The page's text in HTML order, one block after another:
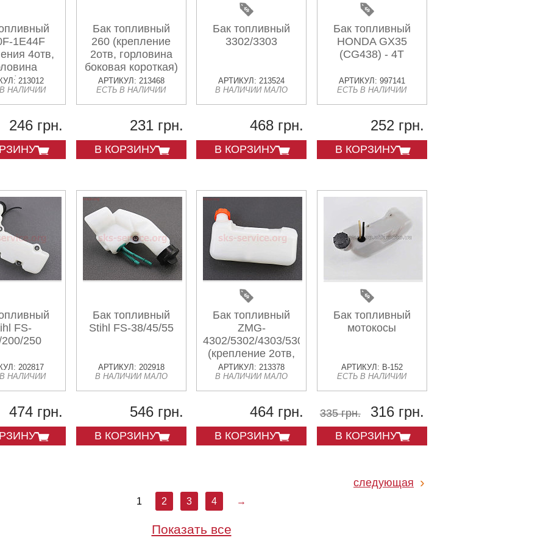
1E44F
4отв,
Тип 3
213012
НАЛИЧИИ
246 грн.
Бак топливный
260 (крепление
2отв, горловина
боковая короткая)
АРТИКУЛ: 213468
ЕСТЬ В НАЛИЧИИ
231 грн.
В КОРЗИНУ
Бак топливный
3302/3303
АРТИКУЛ: 213524
В НАЛИЧИИ МАЛО
468 грн.
В КОРЗИНУ
Бак топливный
HONDA GX35
(CG438) - 4Т
АРТИКУЛ: 997141
ЕСТЬ В НАЛИЧИИ
252 грн.
В КОРЗИНУ
FS-
250
202817
НАЛИЧИИ
474 грн.
Бак топливный
Stihl FS-38/45/55
АРТИКУЛ: 202918
В НАЛИЧИИ МАЛО
546 грн.
В КОРЗИНУ
Бак топливный
ZMG-
4302/5302/4303/5303
(крепление 2отв,
горловина
боковая длинная)
АРТИКУЛ: 213378
В НАЛИЧИИ МАЛО
464 грн.
В КОРЗИНУ
Бак топливный
мотокосы
АРТИКУЛ: B-152
ЕСТЬ В НАЛИЧИИ
335 грн. 316 грн.
В КОРЗИНУ
следующая
1 2 3 4 →
Показать все